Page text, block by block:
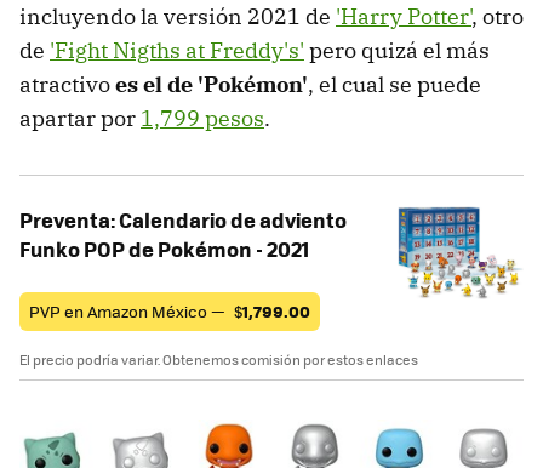
incluyendo la versión 2021 de 'Harry Potter', otro
de 'Fight Nigths at Freddy's' pero quizá el más
atractivoes el de 'Pokémon', el cual se puede
apartar por 1,799 pesos.
Preventa: Calendario de adviento
Funko POP de Pokémon - 2021
PVP en Amazon México — $1,799.00
El precio podría variar. Obtenemos comisión por estos enlaces